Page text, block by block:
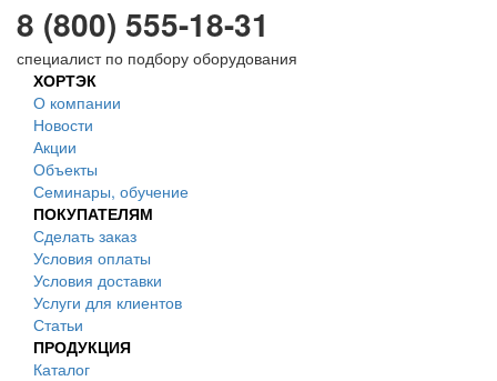
8 (800) 555-18-31
специалист по подбору оборудования
ХОРТЭК
О компании
Новости
Акции
Объекты
Семинары, обучение
ПОКУПАТЕЛЯМ
Сделать заказ
Условия оплаты
Условия доставки
Услуги для клиентов
Статьи
ПРОДУКЦИЯ
Каталог